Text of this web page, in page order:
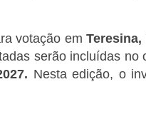
votação em Teresina,
serão incluídas no
Nesta edição, o